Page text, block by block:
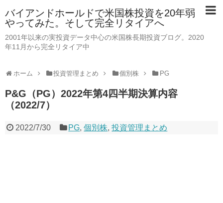
バイアンドホールドで米国株投資を20年弱
やってみた。そして完全リタイアへ
2001年以来の実投資データ中心の米国株長期投資ブログ。2020
年11月から完全リタイア中
ホーム 投資管理まとめ 個別株 PG
P&G（PG）2022年第4四半期決算内容
（2022/7）
2022/7/30 PG,個別株,投資管理まとめ